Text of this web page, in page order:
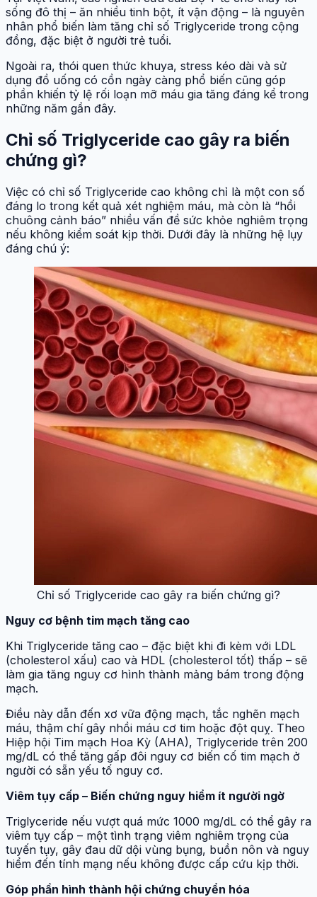
sống đô thị – ăn nhiều tinh bột, ít vận động – là nguyên
nhân phổ biến làm tăng chỉ số Triglyceride trong cộng
đồng, đặc biệt ở người trẻ tuổi.
Ngoài ra, thói quen thức khuya, stress kéo dài và sử
dụng đồ uống có cồn ngày càng phổ biến cũng góp
phần khiến tỷ lệ rối loạn mỡ máu gia tăng đáng kể trong
những năm gần đây.
Chỉ số Triglyceride cao gây ra biến
chứng gì?
Việc có chỉ số Triglyceride cao không chỉ là một con số
đáng lo trong kết quả xét nghiệm máu, mà còn là “hồi
chuông cảnh báo” nhiều vấn đề sức khỏe nghiêm trọng
nếu không kiểm soát kịp thời. Dưới đây là những hệ lụy
đáng chú ý:
Chỉ số Triglyceride cao gây ra biến chứng gì?
Nguy cơ bệnh tim mạch tăng cao
Khi Triglyceride tăng cao – đặc biệt khi đi kèm với LDL
(cholesterol xấu) cao và HDL (cholesterol tốt) thấp – sẽ
làm gia tăng nguy cơ hình thành mảng bám trong động
mạch.
Điều này dẫn đến xơ vữa động mạch, tắc nghẽn mạch
máu, thậm chí gây nhồi máu cơ tim hoặc đột quỵ. Theo
Hiệp hội Tim mạch Hoa Kỳ (AHA), Triglyceride trên 200
mg/dL có thể tăng gấp đôi nguy cơ biến cố tim mạch ở
người có sẵn yếu tố nguy cơ.
Viêm tụy cấp – Biến chứng nguy hiểm ít người ngờ
Triglyceride nếu vượt quá mức 1000 mg/dL có thể gây ra
viêm tụy cấp – một tình trạng viêm nghiêm trọng của
tuyến tụy, gây đau dữ dội vùng bụng, buồn nôn và nguy
hiểm đến tính mạng nếu không được cấp cứu kịp thời.
Góp phần hình thành hội chứng chuyển hóa